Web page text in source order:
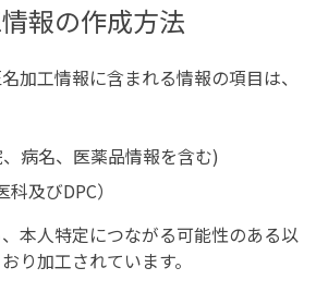
報の作成方法
加工情報に含まれる情報の項目は、
病名、医薬品情報を含む)
及びDPC）
本人特定につながる可能性のある以
り加工されています。